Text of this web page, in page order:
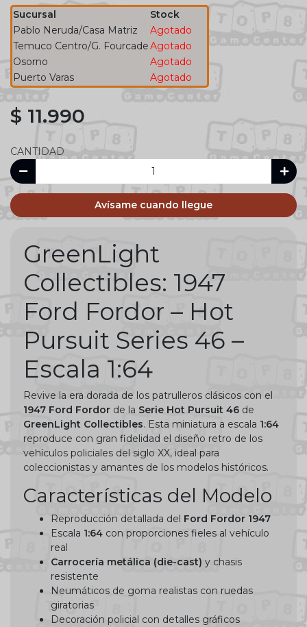
Sucursal
Stock
Pablo Neruda/Casa Matriz
Agotado
Temuco Centro/G. FourcadeAgotado
Osorno
Agotado
Puerto Varas
Agotado
$ 11.990
CANTIDAD
Avísame cuando llegue
GreenLight
Collectibles: 1947
Ford Fordor – Hot
Pursuit Series 46 –
Escala 1:64
Revive la era dorada de los patrulleros clásicos con el
1947 Ford Fordor de la Serie Hot Pursuit 46 de
GreenLight Collectibles. Esta miniatura a escala 1:64
reproduce con gran fidelidad el diseño retro de los
vehículos policiales del siglo XX, ideal para
coleccionistas y amantes de los modelos históricos.
Características del Modelo
Reproducción detallada del Ford Fordor 1947
Escala 1:64 con proporciones fieles al vehículo
real
Carrocería metálica (die-cast) y chasis
resistente
Neumáticos de goma realistas con ruedas
giratorias
Decoración policial con detalles gráficos